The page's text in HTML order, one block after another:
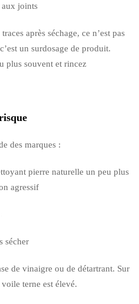
aux joints
après séchage, ce n’est pas
un surdosage de produit.
plus souvent et rincez
des marques :
pierre naturelle un peu plus
agressif
sécher
de vinaigre ou de détartrant. Sur
terne est élevé.